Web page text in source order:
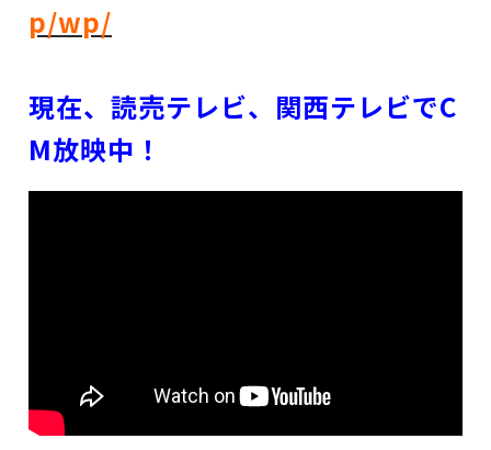
p/wp/
現在、読売テレビ、関西テレビでC
M放映中！